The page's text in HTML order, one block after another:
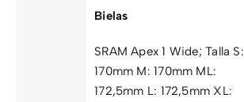
Bielas
SRAM Apex 1 Wide; Talla S:
170mm M: 170mm ML:
172,5mm L: 172,5mm XL: